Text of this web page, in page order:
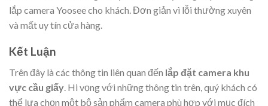
lắp camera Yoosee cho khách. Đơn giản vì lỗi thường xuyên
và mất uy tín cửa hàng.
Kết Luận
Trên đây là các thông tin liên quan đến lắp đặt camera khu
vực cầu giấy. Hi vọng với những thông tin trên, quý khách có
thể lựa chọn một bộ sản phẩm camera phù hợp với mục đích